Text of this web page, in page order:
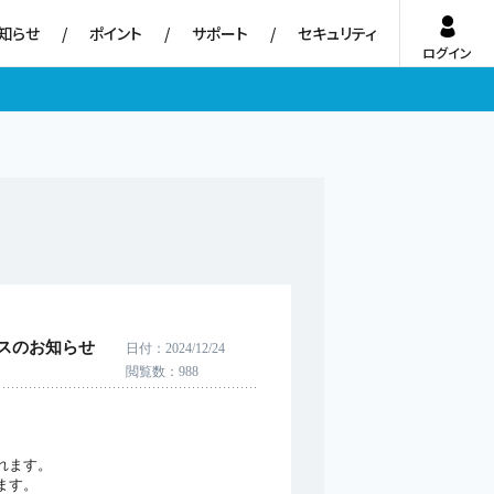
らせ ポイント サポート セキュリティ
ログイン
のお知らせ 日付
2024/12/24
閲覧数
988
す。
す。